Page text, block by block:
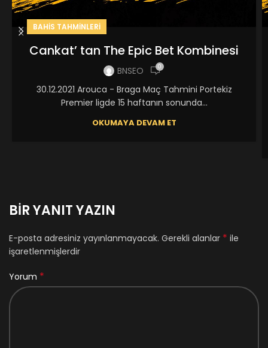
BAHIS TAHMINLERI
Cankat’ tan The Epic Bet Kombinesi
BNSEO 0
30.12.2021 Arouca - Braga Maç Tahmini Portekiz
Premier ligde 15 haftanın sonunda...
OKUMAYA DEVAM ET
BIR YANIT YAZIN
E-posta adresiniz yayınlanmayacak. Gerekli alanlar * ile
işaretlenmişlerdir
Yorum *